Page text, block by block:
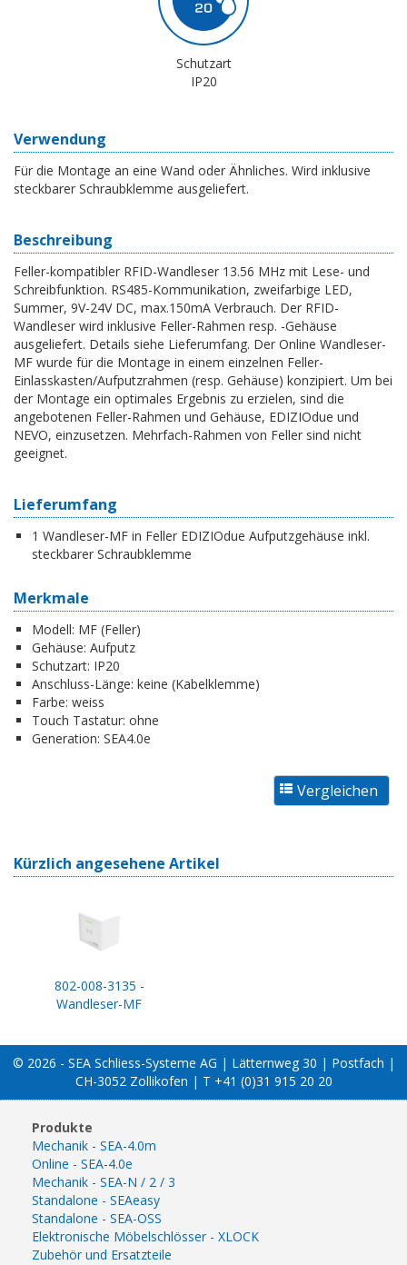
Schutzart
IP20
Verwendung
Für die Montage an eine Wand oder Ähnliches. Wird inklusive
steckbarer Schraubklemme ausgeliefert.
Beschreibung
Feller-kompatibler RFID-Wandleser 13.56 MHz mit Lese- und
Schreibfunktion. RS485-Kommunikation, zweifarbige LED,
Summer, 9V-24V DC, max.150mA Verbrauch. Der RFID-
Wandleser wird inklusive Feller-Rahmen resp. -Gehäuse
ausgeliefert. Details siehe Lieferumfang. Der Online Wandleser-
MF wurde für die Montage in einem einzelnen Feller-
Einlasskasten/Aufputzrahmen (resp. Gehäuse) konzipiert. Um bei
der Montage ein optimales Ergebnis zu erzielen, sind die
angebotenen Feller-Rahmen und Gehäuse, EDIZIOdue und
NEVO, einzusetzen. Mehrfach-Rahmen von Feller sind nicht
geeignet.
Lieferumfang
1 Wandleser-MF in Feller EDIZIOdue Aufputzgehäuse inkl.
steckbarer Schraubklemme
Merkmale
Modell: MF (Feller)
Gehäuse: Aufputz
Schutzart: IP20
Anschluss-Länge: keine (Kabelklemme)
Farbe: weiss
Touch Tastatur: ohne
Generation: SEA4.0e
Kürzlich angesehene Artikel
802-008-3135 -
Wandleser-MF
© 2026 - SEA Schliess-Systeme AG | Lätternweg 30 | Postfach |
CH-3052 Zollikofen | T +41 (0)31 915 20 20
Produkte
Mechanik - SEA-4.0m
Online - SEA-4.0e
Mechanik - SEA-N / 2 / 3
Standalone - SEAeasy
Standalone - SEA-OSS
Elektronische Möbelschlösser - XLOCK
Zubehör und Ersatzteile